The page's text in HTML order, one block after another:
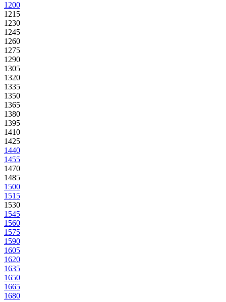
1200
1215
1230
1245
1260
1275
1290
1305
1320
1335
1350
1365
1380
1395
1410
1425
1440
1455
1470
1485
1500
1515
1530
1545
1560
1575
1590
1605
1620
1635
1650
1665
1680